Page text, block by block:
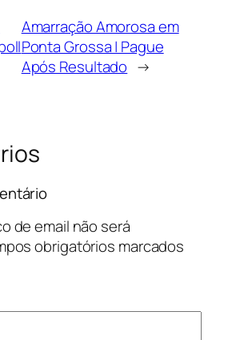
Amarração Amorosa em
Ponta Grossa | Pague
Após Resultado →
de email não será
obrigatórios marcados